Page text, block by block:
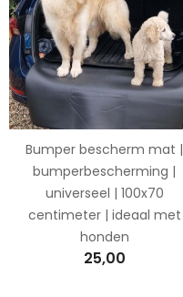
Bumper bescherm mat |
bumperbescherming |
universeel | 100x70
centimeter | ideaal met
honden
25,00